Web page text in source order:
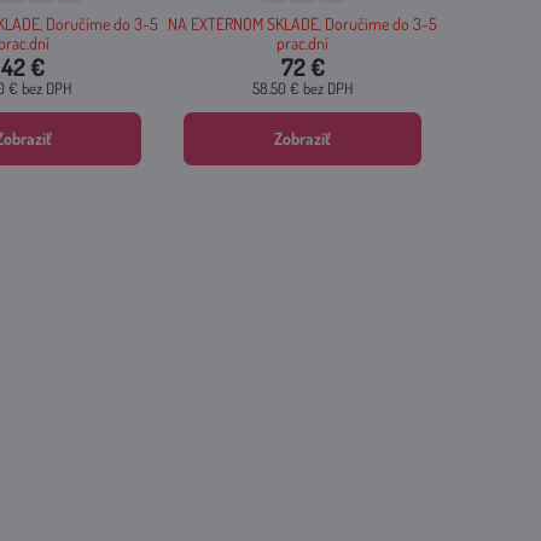
Doručíme do 3-5
prac.dní
42 €
€ bez DPH
NA EXTERNOM SKLADE, Doručíme do 3-5
prac.dní
72 €
58.50 € bez DPH
Zobraziť